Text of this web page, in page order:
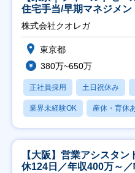
住宅手当/早期マネジメン
株式会社クオレガ
東京都
380万~650万
正社員採用 土日祝休み
業界未経験OK 産休・育休
【大阪】営業アシスタ
休124日／年収400万～／